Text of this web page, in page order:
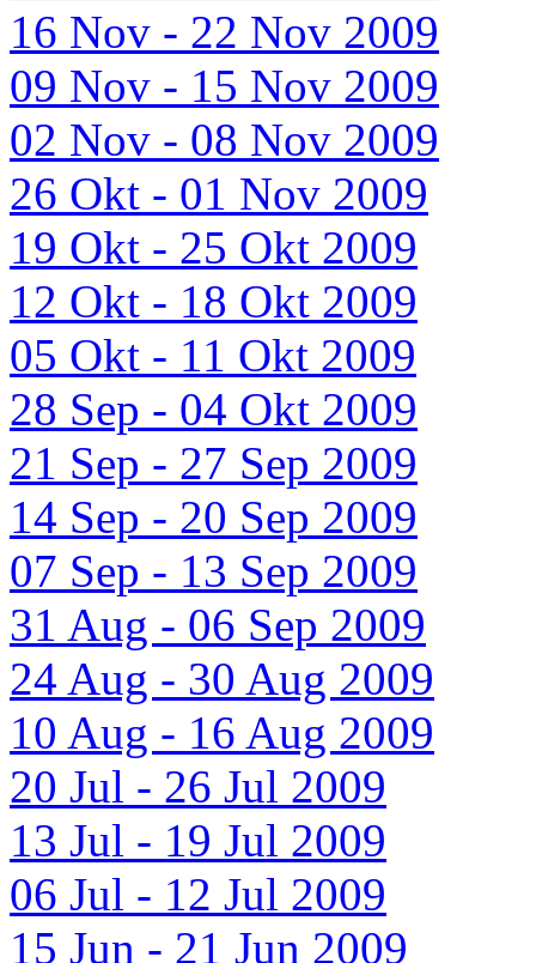
16 Nov - 22 Nov 2009
09 Nov - 15 Nov 2009
02 Nov - 08 Nov 2009
26 Okt - 01 Nov 2009
19 Okt - 25 Okt 2009
12 Okt - 18 Okt 2009
05 Okt - 11 Okt 2009
28 Sep - 04 Okt 2009
21 Sep - 27 Sep 2009
14 Sep - 20 Sep 2009
07 Sep - 13 Sep 2009
31 Aug - 06 Sep 2009
24 Aug - 30 Aug 2009
10 Aug - 16 Aug 2009
20 Jul - 26 Jul 2009
13 Jul - 19 Jul 2009
06 Jul - 12 Jul 2009
15 Jun - 21 Jun 2009